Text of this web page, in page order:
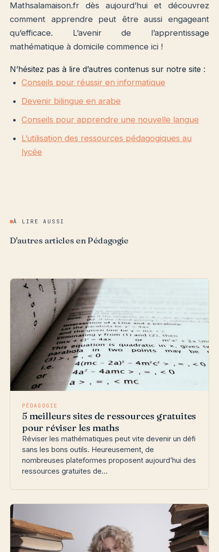
Mathsalamaison.fr dès aujourd’hui et découvrez
comment apprendre peut être aussi engageant
qu’efficace. L’avenir de l’apprentissage
mathématique à domicile commence ici !
N’hésitez pas à lire d’autres contenus sur notre site :
Conseils pour réussir en informatique
Devenir bilingue en arabe
Conseils pour apprendre une nouvelle langue
L’utilisation des ressources pédagogiques au
lycée
À LIRE AUSSI
D'autres articles en Pédagogie
PÉDAGOGIE
5 meilleurs sites de ressources gratuites
pour réviser les maths
Réviser les mathématiques peut vite devenir un défi
sans les bons outils. Heureusement, de
nombreuses plateformes proposent aujourd’hui des
ressources gratuites de…